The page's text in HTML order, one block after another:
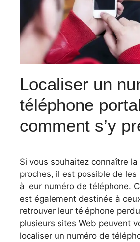
Localiser un
téléphone
comment s’y
Si vous souhaitez connaître
proches, il est possible de les
à leur numéro de téléphone.
est également destinée à
retrouver leur téléphone
plusieurs sites Web peuvent
localiser un numéro de